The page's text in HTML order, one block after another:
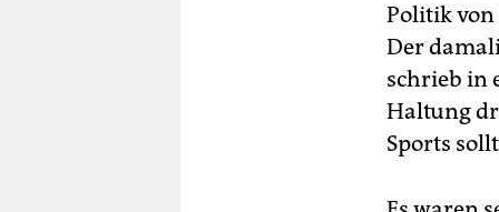
Politik von
Der
schrieb in
Haltung
Sports